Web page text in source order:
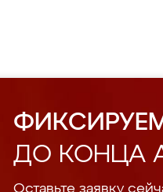
ДО КОНЦА
Оставьте заявку